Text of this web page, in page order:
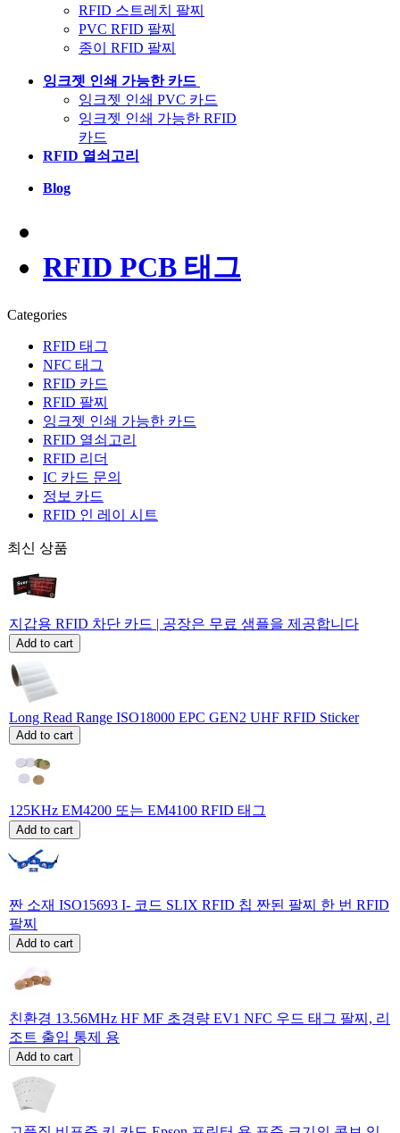
RFID 스트레치 팔찌
PVC RFID 팔찌
종이 RFID 팔찌
잉크젯 인쇄 가능한 카드
잉크젯 인쇄 PVC 카드
잉크젯 인쇄 가능한 RFID
카드
RFID 열쇠고리
Blog
RFID PCB 태그
Categories
RFID 태그
NFC 태그
RFID 카드
RFID 팔찌
잉크젯 인쇄 가능한 카드
RFID 열쇠고리
RFID 리더
IC 카드 문의
정보 카드
RFID 인 레이 시트
최신 상품
지갑용 RFID 차단 카드 | 공장은 무료 샘플을 제공합니다
Add to cart
Long Read Range ISO18000 EPC GEN2 UHF RFID Sticker
Add to cart
125KHz EM4200 또는 EM4100 RFID 태그
Add to cart
짠 소재 ISO15693 I- 코드 SLIX RFID 칩 짠된 팔찌 한 번 RFID
팔찌
Add to cart
친환경 13.56MHz HF MF 초경량 EV1 NFC 우드 태그 팔찌, 리
조트 출입 통제 용
Add to cart